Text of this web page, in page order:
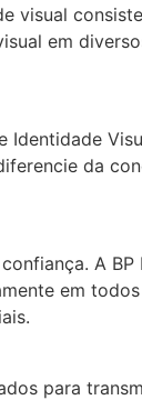
visual
em
Identidade
da
A
em
para